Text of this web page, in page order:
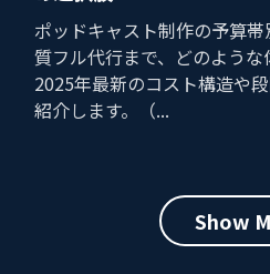
ポッドキャスト制作の予算
質フル代行まで、どのような
2025年最新のコスト構造や
紹介します。（...
Show